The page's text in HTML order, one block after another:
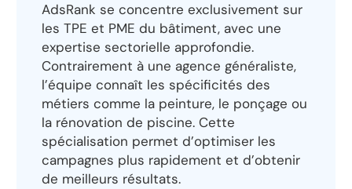
AdsRank se concentre exclusivement sur
les TPE et PME du bâtiment, avec une
expertise sectorielle approfondie.
Contrairement à une agence généraliste,
l’équipe connaît les spécificités des
métiers comme la peinture, le ponçage ou
la rénovation de piscine. Cette
spécialisation permet d’optimiser les
campagnes plus rapidement et d’obtenir
de meilleurs résultats.